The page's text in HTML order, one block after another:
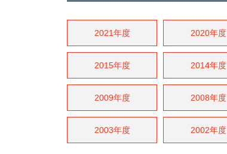
2021年度 2020年度
2015年度 2014年度
2009年度 2008年度
2003年度 2002年度